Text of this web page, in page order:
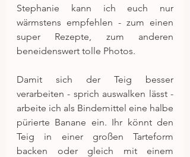
Stephanie kann ich euch nur
wärmstens empfehlen - zum einen
super Rezepte, zum anderen
beneidenswert tolle Photos.
Damit sich der Teig besser
verarbeiten - sprich auswalken lässt -
arbeite ich als Bindemittel eine halbe
pürierte Banane ein. Ihr könnt den
Teig in einer großen Tarteform
backen oder gleich mit einem